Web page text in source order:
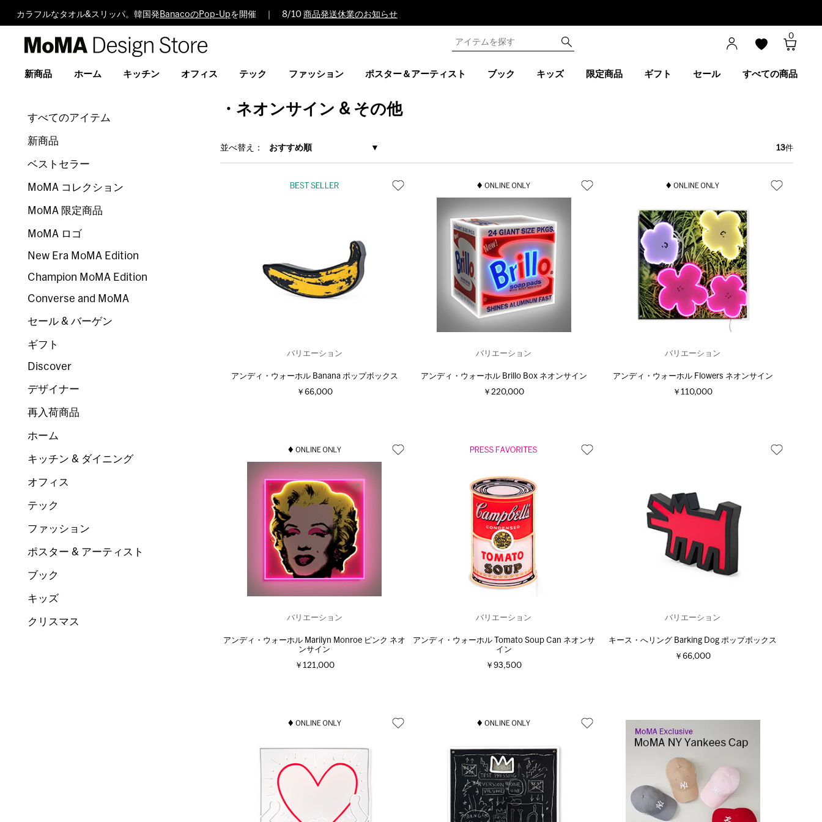
カラフルなタオル&スリッパ。韓国発 BanacoのPop-Upを開催 ｜ 8/10 商品発送休業のお知らせ
Design
0
新商品 ホーム キッチン オフィス テック ファッション ポスター＆アーティスト ブック キッズ 限定商品 ギフト セール すべての商品
・ネオンサイン & その他
並べ替え： おすすめ順 13件
バリエーション
アンディ・ウォーホル Banana ポップボックス
￥66,000
バリエーション
アンディ・ウォーホル Brillo Box ネオンサイン
￥220,000
バリエーション
アンディ・ウォーホル Flowers ネオンサイン
￥110,000
バリエーション
アンディ・ウォーホル Marilyn Monroe ピンク ネオ
ンサイン
￥121,000
バリエーション
アンディ・ウォーホル Tomato Soup Can ネオンサ
イン
￥93,500
バリエーション
キース・へリング Barking Dog ポップボックス
￥66,000
すべてのアイテム
新商品
ベストセラー
MoMA コレクション
MoMA 限定商品
MoMA ロゴ
New Era MoMA Edition
Champion MoMA Edition
Converse and MoMA
セール & バーゲン
ギフト
Discover
デザイナー
再入荷商品
ホーム
キッチン & ダイニング
オフィス
テック
ファッション
ポスター & アーティスト
ブック
キッズ
クリスマス